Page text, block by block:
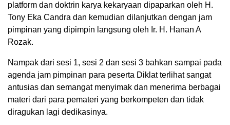
platform dan doktrin karya kekaryaan dipaparkan oleh H.
Tony Eka Candra dan kemudian dilanjutkan dengan jam
pimpinan yang dipimpin langsung oleh Ir. H. Hanan A
Rozak.
Nampak dari sesi 1, sesi 2 dan sesi 3 bahkan sampai pada
agenda jam pimpinan para peserta Diklat terlihat sangat
antusias dan semangat menyimak dan menerima berbagai
materi dari para pemateri yang berkompeten dan tidak
diragukan lagi dedikasinya.